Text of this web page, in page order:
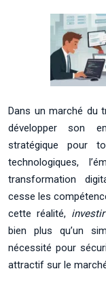
Dans un marché du
développer son
stratégique pour
technologiques,
transformation
cesse les
cette réalité,
bien plus qu’un
nécessité pour
attractif sur le